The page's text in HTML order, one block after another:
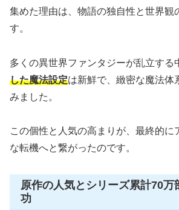
集めた理由は、物語の独自性と世界観
す。
多くの異世界ファンタジーが乱立する
した魔法設定は新鮮で、緻密な魔法体
みました。
この個性と人気の高まりが、最終的に
な転機へと繋がったのです。
原作の人気とシリーズ累計70万
功